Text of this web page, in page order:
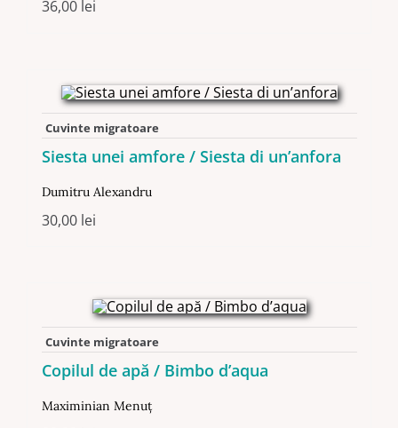
36,00 lei
Cuvinte migratoare
Siesta unei amfore / Siesta di un’anfora
Dumitru Alexandru
30,00 lei
Cuvinte migratoare
Copilul de apă / Bimbo d’aqua
Maximinian Menuţ